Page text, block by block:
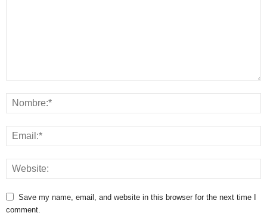
Save my name, email, and website in this browser for the next time I
comment.